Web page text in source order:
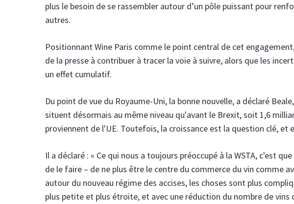
plus le besoin de se rassembler autour d’un pôle puissant pour
autres.
Positionnant Wine Paris comme le point central de cet
de la presse à contribuer à tracer la voie à suivre, alors que les
un effet cumulatif.
Du point de vue du Royaume-Uni, la bonne nouvelle, a déclaré
situent désormais au même niveau qu'avant le Brexit, soit 1,6
proviennent de l'UE. Toutefois, la croissance est la question clé, et
Il a déclaré : « Ce qui nous a toujours préoccupé à la WSTA, c'est
de le faire – de ne plus être le centre du commerce du vin comme
autour du nouveau régime des accises, les choses sont plus
plus petite et plus étroite, et avec une réduction du nombre de vins